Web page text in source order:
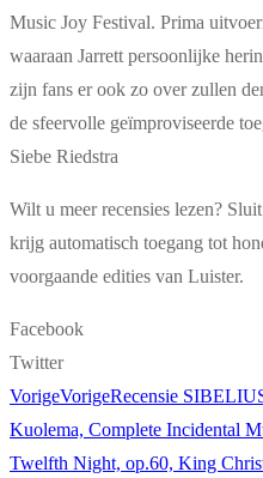
Music Joy Festival. Prima
waaraan Jarrett persoonlijke
zijn fans er ook zo over zullen
de sfeervolle geïmproviseerde
Siebe Riedstra
Wilt u meer recensies lezen?
krijg automatisch toegang tot
voorgaande edities van Luister.
Facebook
Twitter
VorigeVorigeRecensie
Kuolema, Complete Incidental
Twelfth Night, op.60, King